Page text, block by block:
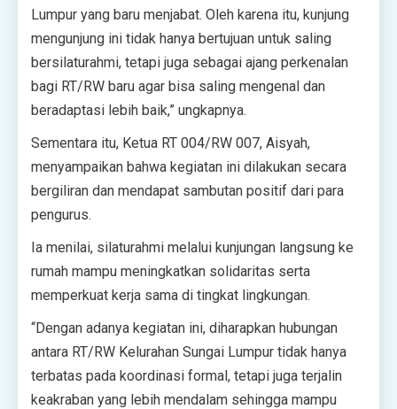
Lumpur yang baru menjabat. Oleh karena itu, kunjung
mengunjung ini tidak hanya bertujuan untuk saling
bersilaturahmi, tetapi juga sebagai ajang perkenalan
bagi RT/RW baru agar bisa saling mengenal dan
beradaptasi lebih baik,” ungkapnya.
Sementara itu, Ketua RT 004/RW 007, Aisyah,
menyampaikan bahwa kegiatan ini dilakukan secara
bergiliran dan mendapat sambutan positif dari para
pengurus.
Ia menilai, silaturahmi melalui kunjungan langsung ke
rumah mampu meningkatkan solidaritas serta
memperkuat kerja sama di tingkat lingkungan.
“Dengan adanya kegiatan ini, diharapkan hubungan
antara RT/RW Kelurahan Sungai Lumpur tidak hanya
terbatas pada koordinasi formal, tetapi juga terjalin
keakraban yang lebih mendalam sehingga mampu